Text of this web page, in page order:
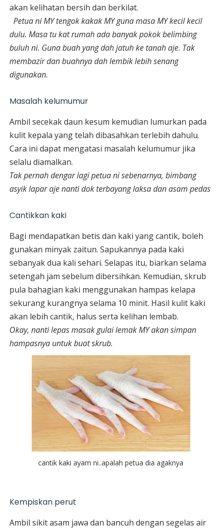
akan kelihatan bersih dan berkilat.
Petua ni MY tengok kakak MY guna masa MY kecil kecil
dulu. Masa tu kat rumah ada banyak pokok belimbing
buluh ni. Guna buah yang dah jatuh ke tanah aje. Tak
membazir dan buahnya dah lembik lebih senang
digunakan.
Masalah kelumumur
Ambil secekak daun kesum kemudian lumurkan pada
kulit kepala yang telah dibasahkan terlebih dahulu.
Cara ini dapat mengatasi masalah kelumumur jika
selalu diamalkan.
Tak pernah dengar lagi petua ni sebenarnya, bimbang
asyik lapar aje nanti dok terbayang laksa dan asam pedas
Cantikkan kaki
Bagi mendapatkan betis dan kaki yang cantik, boleh
gunakan minyak zaitun. Sapukannya pada kaki
sebanyak dua kali sehari. Selapas itu, biarkan selama
setengah jam sebelum dibersihkan. Kemudian, skrub
pula bahagian kaki menggunakan hampas kelapa
sekurang kurangnya selama 10 minit. Hasil kulit kaki
akan lebih cantik, halus serta kelihan lembab.
Okay, nanti lepas masak gulai lemak MY akan simpan
hampasnya untuk buat skrub.
cantik kaki ayam ni..apalah petua dia agaknya
Kempiskan perut
Ambil sikit asam jawa dan bancuh dengan segelas air